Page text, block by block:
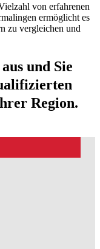
von erfahrenen
ermöglicht es
zu vergleichen und
und Sie
Region.